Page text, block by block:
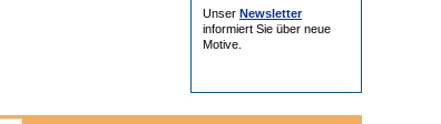
Unser Newsletter
informiert Sie über neue
Motive.